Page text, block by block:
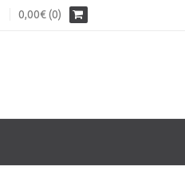
0,00€ (0)